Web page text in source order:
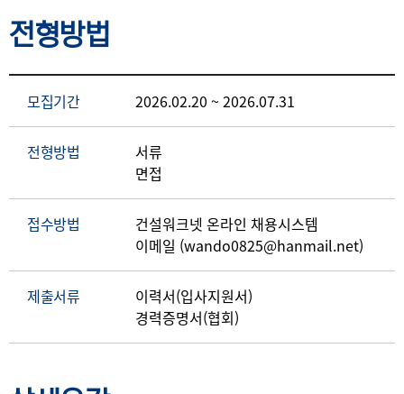
전형방법
모집기간 2026.02.20 ~ 2026.07.31
전형방법
서류
면접
접수방법
건설워크넷 온라인 채용시스템
이메일 (wando0825@hanmail.net)
제출서류
이력서(입사지원서)
경력증명서(협회)